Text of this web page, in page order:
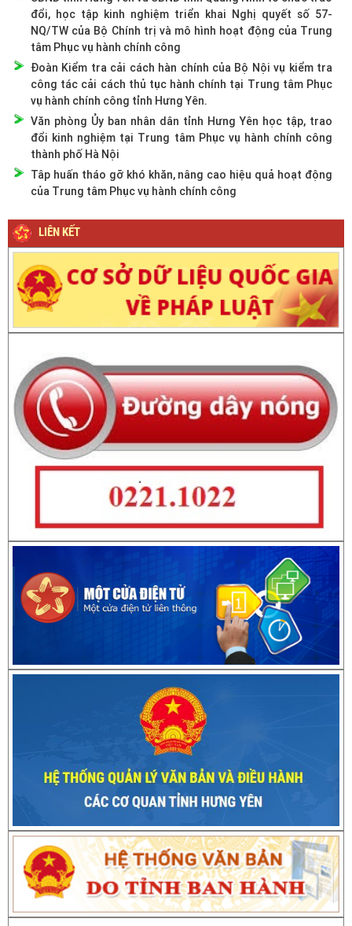
đổi, học tập kinh nghiệm triển khai Nghị quyết số 57-
NQ/TW của Bộ Chính trị và mô hình hoạt động của Trung
tâm Phục vụ hành chính công
Đoàn Kiểm tra cải cách hàn chính của Bộ Nội vụ kiểm tra
công tác cải cách thủ tục hành chính tại Trung tâm Phục
vụ hành chính công tỉnh Hưng Yên.
Văn phòng Ủy ban nhân dân tỉnh Hưng Yên học tập, trao
đổi kinh nghiệm tại Trung tâm Phục vụ hành chính công
thành phố Hà Nội
Tâp huấn tháo gỡ khó khăn, nâng cao hiệu quả hoạt động
của Trung tâm Phục vụ hành chính công
LIÊN KẾT